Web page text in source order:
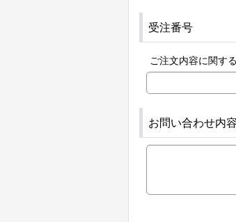
受注番号
ご注文内容に関す
お問い合わせ内容